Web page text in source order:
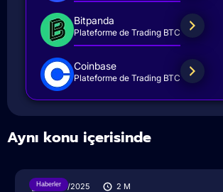
Bitpanda
Plateforme de Trading BTC
Coinbase
Plateforme de Trading BTC
Aynı konu içerisinde
Haberler
30/07/2025 2 M